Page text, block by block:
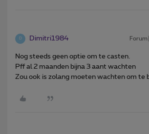
D Dimitri1984
Nog steeds geen optie om te casten.
Pff al 2 maanden bijna 3 aant wachten
Zou ook is zolang moeten wachten om te